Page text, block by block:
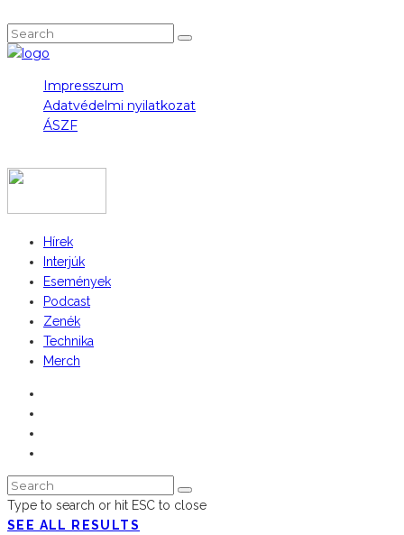
Impresszum
Adatvédelmi nyilatkozat
ÁSZF
Hírek
Interjúk
Események
Podcast
Zenék
Technika
Merch
Type to search or hit ESC to close
SEE ALL RESULTS